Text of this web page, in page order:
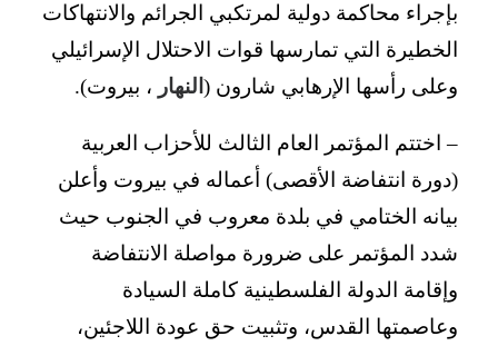
بإجراء محاكمة دولية لمرتكبي الجرائم والانتهاكات
الخطيرة التي تمارسها قوات الاحتلال الإسرائيلي
وعلى رأسها الإرهابي شارون ( النهار ، بيروت).
– اختتم المؤتمر العام الثالث للأحزاب العربية
(دورة انتفاضة الأقصى) أعماله في بيروت وأعلن
بيانه الختامي في بلدة معروب في الجنوب حيث
شدد المؤتمر على ضرورة مواصلة الانتفاضة
وإقامة الدولة الفلسطينية كاملة السيادة
وعاصمتها القدس، وتثبيت حق عودة اللاجئين،